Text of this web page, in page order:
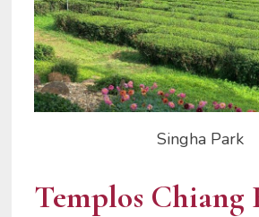
Singha Park
Templos Chiang